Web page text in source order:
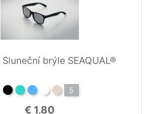
Sluneční brýle SEAQUAL®
5
€ 1,80